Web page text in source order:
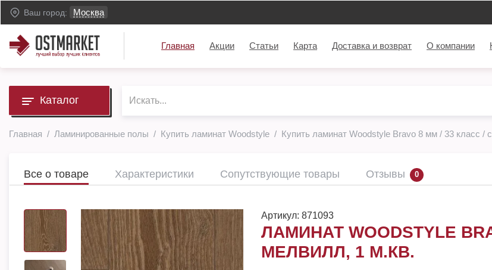
Ваш город: Москва
Главная Акции Статьи Карта Доставка и возврат О компании
Каталог
Главная Ламинированные полы Купить ламинат Woodstyle Купить ламинат Woodstyle Bravo 8 мм / 33 класс /
Все о товаре Характеристики Сопутствующие товары Отзывы 0
Артикул:871093
ЛАМИНАТ WOODSTYLE
МЕЛВИЛЛ, 1 М.КВ.